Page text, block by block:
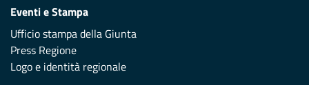
Eventi e Stampa
Ufficio stampa della Giunta
Press Regione
Logo e identità regionale